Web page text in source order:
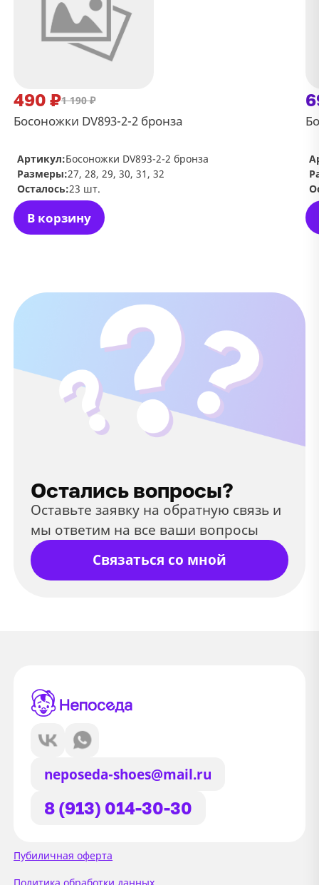
490 ₽1 190 ₽
Босоножки DV893-2-2 бронза
В корзину
Артикул:Босоножки DV893-2-2 бронза
Размеры:27, 28, 29, 30, 31, 32
Осталось:23 шт.
Остались вопросы?
Оставьте заявку на обратную связь и
мы ответим на все ваши вопросы
Связаться со мной
neposeda-shoes@mail.ru
8 (913) 014-30-30
Пубиличная оферта
Сайт использует файлы Cookie
Мы используем файлы cookie и